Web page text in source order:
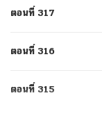
ตอนที่ 317
ตอนที่ 316
ตอนที่ 315